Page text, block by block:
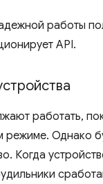
работы
API.
работать,
режиме. Однако
Когда